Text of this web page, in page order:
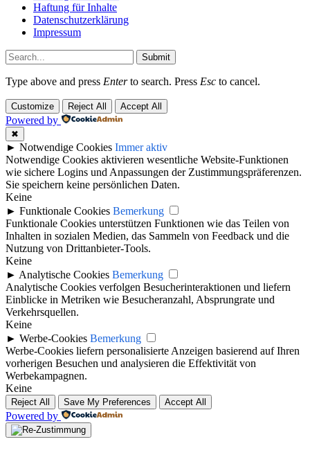
Haftung für Inhalte
Datenschutzerklärung
Impressum
Submit
Type above and press Enterto search. Press Esc to cancel.
Customize Reject All Accept All
Powered by
✖
► Notwendige Cookies Immer aktiv
Notwendige Cookies aktivieren wesentliche Website-Funktionen
wie sichere Logins und Anpassungen der Zustimmungspräferenzen.
Sie speichern keine persönlichen Daten.
Keine
► Funktionale Cookies Bemerkung
Funktionale Cookies unterstützen Funktionen wie das Teilen von
Inhalten in sozialen Medien, das Sammeln von Feedback und die
Nutzung von Drittanbieter-Tools.
Keine
► Analytische Cookies Bemerkung
Analytische Cookies verfolgen Besucherinteraktionen und liefern
Einblicke in Metriken wie Besucheranzahl, Absprungrate und
Verkehrsquellen.
Keine
► Werbe-Cookies Bemerkung
Werbe-Cookies liefern personalisierte Anzeigen basierend auf Ihren
vorherigen Besuchen und analysieren die Effektivität von
Werbekampagnen.
Keine
Reject All Save My Preferences Accept All
Powered by